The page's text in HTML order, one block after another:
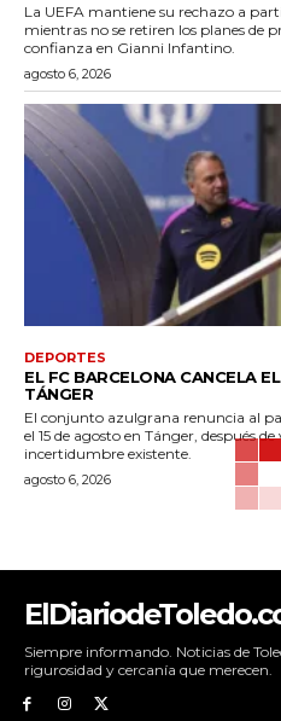
La UEFA mantiene su rechazo a
mientras no se retiren los planes de
confianza en Gianni Infantino.
agosto 6, 2026
DEPORTES
EL FC BARCELONA CANCELA
TÁNGER
El conjunto azulgrana renuncia al
el 15 de agosto en Tánger, después
incertidumbre existente.
agosto 6, 2026
Siempre informando. Noticias de
rigurosidad y cercanía que merecen.